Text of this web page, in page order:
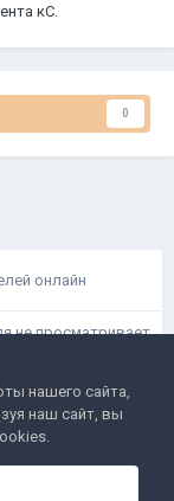
кС.
0
онлайн
не просматривает
данных
нашего сайта,
наш сайт, вы